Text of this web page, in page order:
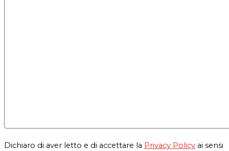
Dichiaro di aver letto e di accettare la Privacy Policy ai sensi